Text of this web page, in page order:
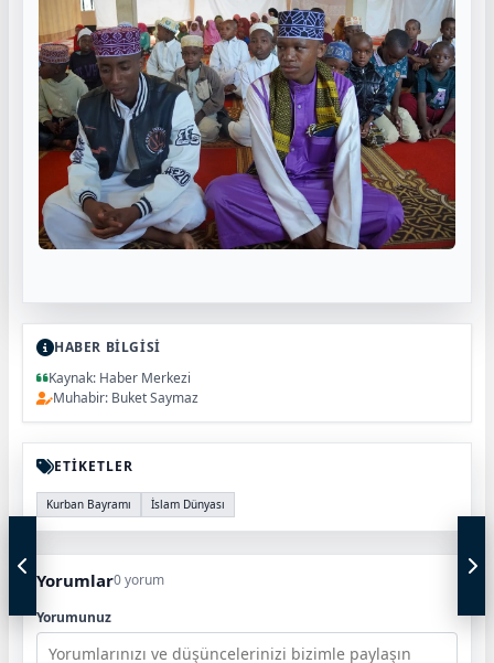
HABER BİLGİSİ
Kaynak: Haber Merkezi
Muhabir: Buket Saymaz
ETİKETLER
Kurban Bayramı İslam Dünyası
Yorumlar0 yorum
Yorumunuz